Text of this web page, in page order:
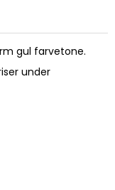
gul farvetone.
under